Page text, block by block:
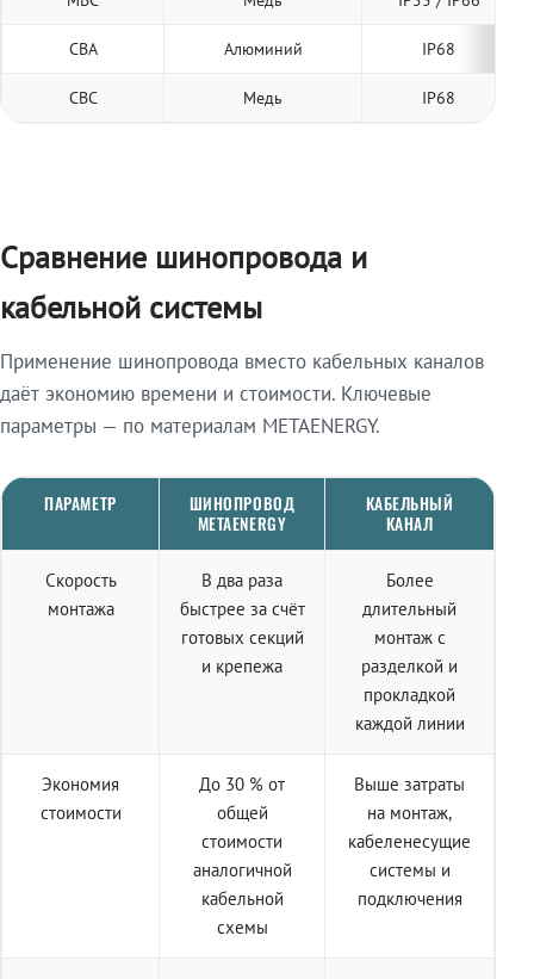
СВА Алюминий IP68
СВС Медь IP68
Сравнение шинопровода и
кабельной системы
Применение шинопровода вместо кабельных каналов
даёт экономию времени и стоимости. Ключевые
параметры — по материалам METAENERGY.
ПАРАМЕТР
ШИНОПРОВОД
METAENERGY
КАБЕЛЬНЫЙ
КАНАЛ
Скорость
монтажа
В два раза
быстрее за счёт
готовых секций
и крепежа
Более
длительный
монтаж с
разделкой и
прокладкой
каждой линии
Экономия
стоимости
До 30 % от
общей
стоимости
аналогичной
кабельной
схемы
Выше затраты
на монтаж,
кабеленесущие
системы и
подключения